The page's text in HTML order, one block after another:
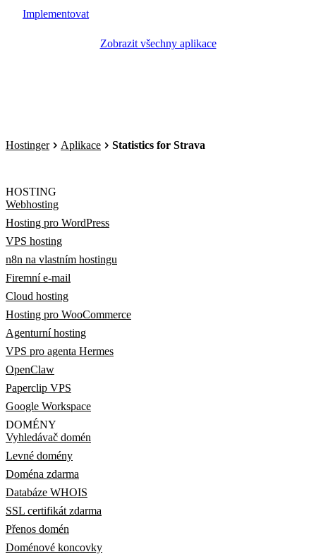
Implementovat
Zobrazit všechny aplikace
Hostinger Aplikace Statistics for Strava
HOSTING
Webhosting
Hosting pro WordPress
VPS hosting
n8n na vlastním hostingu
Firemní e-mail
Cloud hosting
Hosting pro WooCommerce
Agenturní hosting
VPS pro agenta Hermes
OpenClaw
Paperclip VPS
Google Workspace
DOMÉNY
Vyhledávač domén
Levné domény
Doména zdarma
Databáze WHOIS
SSL certifikát zdarma
Přenos domén
Doménové koncovky